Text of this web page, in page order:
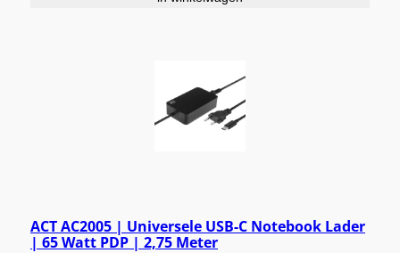
ACT AC2005 | Universele USB-C Notebook Lader
| 65 Watt PDP | 2,75 Meter